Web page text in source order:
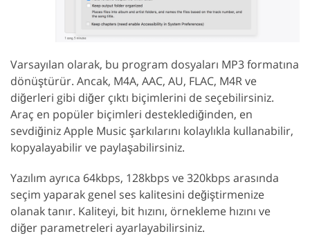
Varsayılan olarak, bu program dosyaları MP3 formatına
dönüştürür. Ancak, M4A, AAC, AU, FLAC, M4R ve
diğerleri gibi diğer çıktı biçimlerini de seçebilirsiniz.
Araç en popüler biçimleri desteklediğinden, en
sevdiğiniz Apple Music şarkılarını kolaylıkla kullanabilir,
kopyalayabilir ve paylaşabilirsiniz.
Yazılım ayrıca 64kbps, 128kbps ve 320kbps arasında
seçim yaparak genel ses kalitesini değiştirmenize
olanak tanır. Kaliteyi, bit hızını, örnekleme hızını ve
diğer parametreleri ayarlayabilirsiniz.